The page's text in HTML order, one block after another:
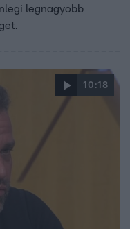
legnagyobb
10:18